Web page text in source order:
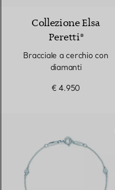
Collezione Elsa
Peretti®
Bracciale a cerchio con
diamanti
€ 4.950